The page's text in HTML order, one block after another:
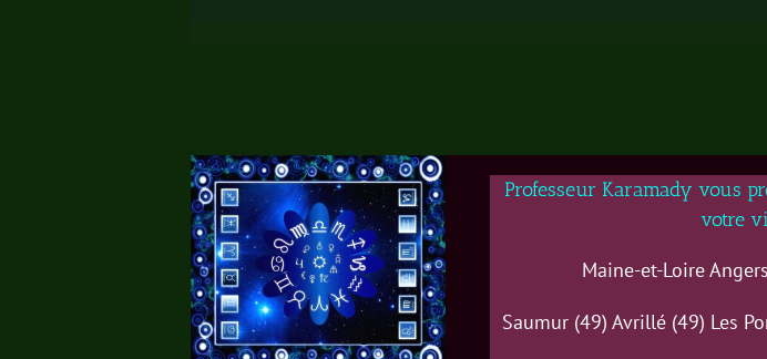
Professeur Karamady vous
votre
Maine-et-Loire
Saumur (49) Avrillé (49) Les